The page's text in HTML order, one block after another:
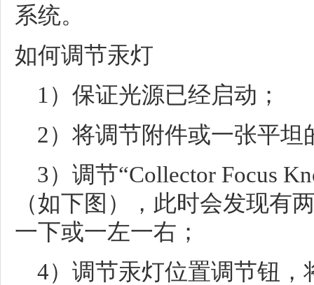
系统。
如何调节汞灯
1）保证光源已经启动；
2）将调节附件或一张平坦
3）调节“Collector Focus
（如下图），此时会发现有
一下或一左一右；
4）调节汞灯位置调节钮，